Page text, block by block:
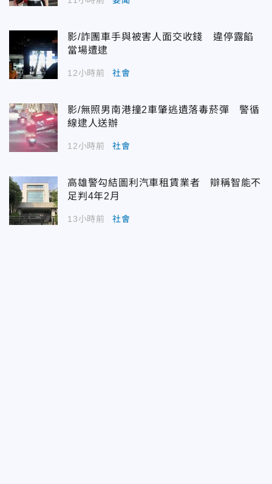
影/詐團車手與被害人面交收錢 違停露餡
當場遭逮
12小時前 社會
影/無照男南港撞2車肇逃遺落毒菸彈 警循
線逮人送辦
12小時前 社會
高雄警勾結圖利汽車租賃業者 辯稱智能不
足判4年2月
13小時前 社會